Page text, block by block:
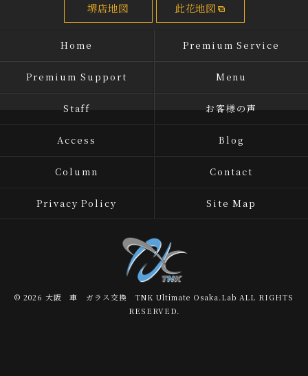
堺店地図 此花地図
Home Premium Service
Premium Support Menu
Staff お客様の声
Access Blog
Column Contact
Privacy Policy Site Map
© 2026 大阪 車 ガラス交換 TNK Ultimate Osaka.Lab ALL RIGHTS
RESERVED.